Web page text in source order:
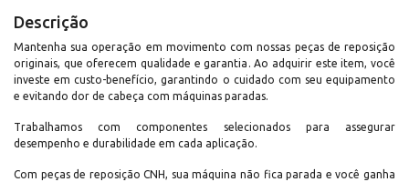
Descrição
Mantenha sua operação em movimento com nossas peças de reposição
originais, que oferecem qualidade e garantia. Ao adquirir este item, você
investe em custo-benefício, garantindo o cuidado com seu equipamento
e evitando dor de cabeça com máquinas paradas.
Trabalhamos com componentes selecionados para assegurar
desempenho e durabilidade em cada aplicação.
Com peças de reposição CNH, sua máquina não fica parada e você ganha